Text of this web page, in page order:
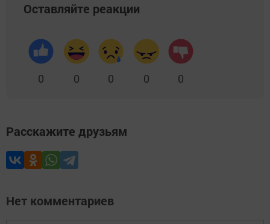
Оставляйте реакции
0 0 0 0 0
Расскажите друзьям
Нет комментариев